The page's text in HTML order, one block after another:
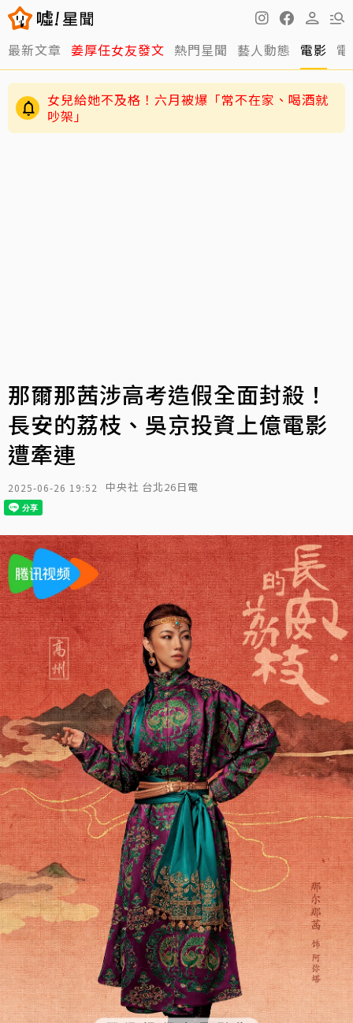
最新文章 姜厚任女友發文 熱門星聞 藝人動態 電影
女兒給她不及格！六月被爆「常不在家、喝酒就
吵架」
那爾那茜涉高考造假全面封殺！
長安的荔枝、吳京投資上億電影
遭牽連
2025-06-26 19:52 中央社 台北26日電